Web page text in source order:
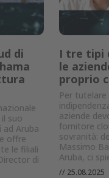
di
suo
Aruba
offre
le filiali
di
I tre tipi
le
proprio
Per
aziende
fornitore
sovranità:
Massimo
Aruba, ci
// 25.08.2025